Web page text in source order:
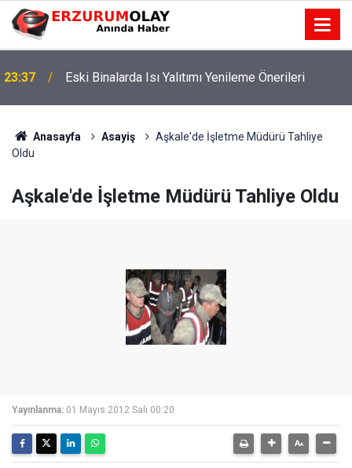
23:37 Eski Binalarda Isı Yalıtımı Yenileme Önerileri
Anasayfa Asayiş
Aşkale'de İşletme Müdürü Tahliye
Oldu
Aşkale'de İşletme Müdürü Tahliye Oldu
Yayınlanma: 01 Mayıs 2012 Salı 00:20